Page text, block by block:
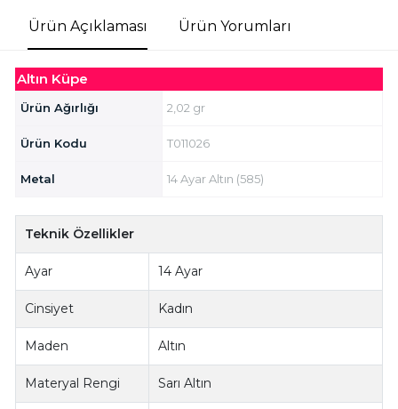
Ürün Açıklaması Ürün Yorumları
Altın Küpe
Ürün Ağırlığı 2,02 gr
Ürün Kodu T011026
Metal 14 Ayar Altın (585)
Teknik Özellikler
Ayar 14 Ayar
Cinsiyet Kadın
Maden Altın
Materyal Rengi Sarı Altın